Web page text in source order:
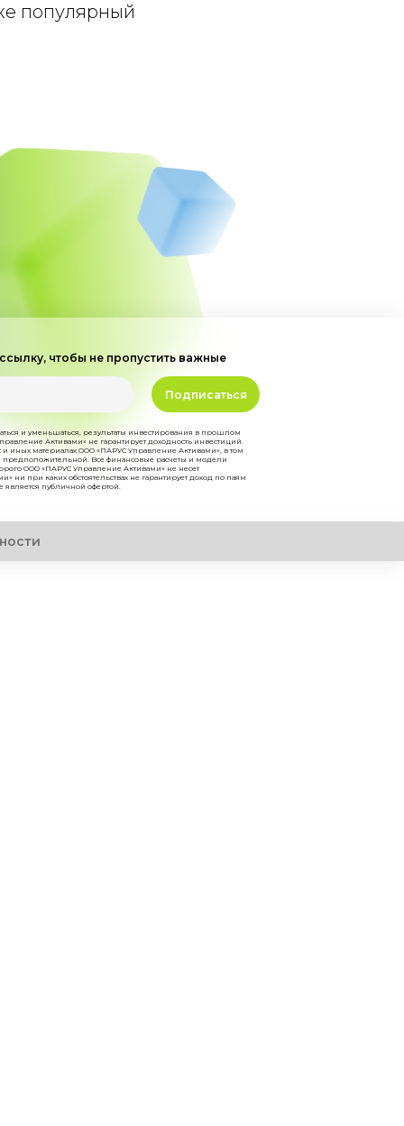
популярный
Подписаться
чтобы не пропустить важные
и уменьшаться, результаты инвестирования в прошлом
Активами» не гарантирует доходность инвестиций.
иных материалах ООО «ПАРУС Управление Активами», в том
предположительной. Все финансовые расчеты и модели
ООО «ПАРУС Управление Активами» не несет
ни при каких обстоятельствах не гарантирует доход по паям
является публичной офертой.